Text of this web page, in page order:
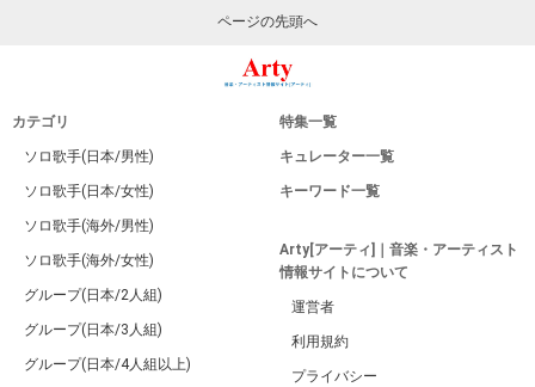
ページの先頭へ
カテゴリ
ソロ歌手(日本/男性)
ソロ歌手(日本/女性)
ソロ歌手(海外/男性)
ソロ歌手(海外/女性)
グループ(日本/2人組)
グループ(日本/3人組)
グループ(日本/4人組以上)
特集一覧
キュレーター一覧
キーワード一覧
Arty[アーティ]｜音楽・アーティスト
情報サイトについて
運営者
利用規約
プライバシー